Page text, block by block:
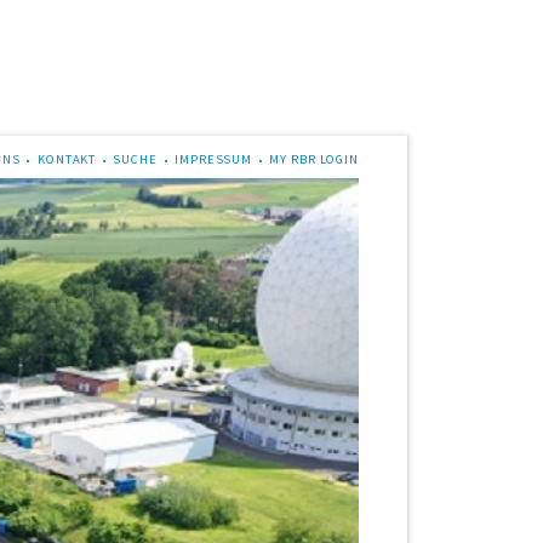
KONTAKT SUCHE IMPRESSUM MY RBR LOGIN